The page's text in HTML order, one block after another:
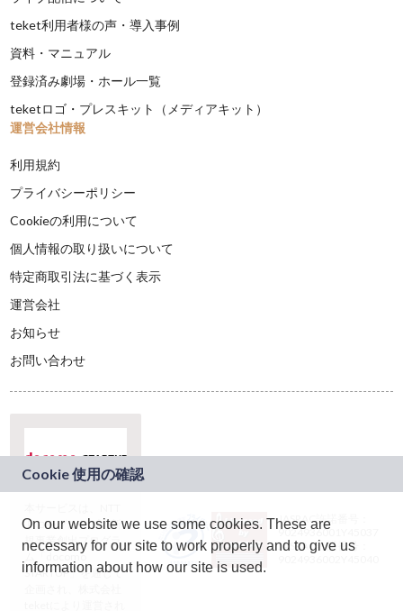
teket利用者様の声・導入事例
資料・マニュアル
登録済み劇場・ホール一覧
teketロゴ・プレスキット（メディアキット）
運営会社情報
利用規約
プライバシーポリシー
Cookieの利用について
個人情報の取り扱いについて
特定商取引法に基づく表示
運営会社
お知らせ
お問い合わせ
ドコモグループの新
規事業創出プログラ
ム「docomo
STARTUP」を通じて
JASRAC許諾番号：
9024936001Y45037
JASRAC許諾番号：
On our website we use some cookies. These are
necessary for our site to work properly and to give us
information about how our site is used.